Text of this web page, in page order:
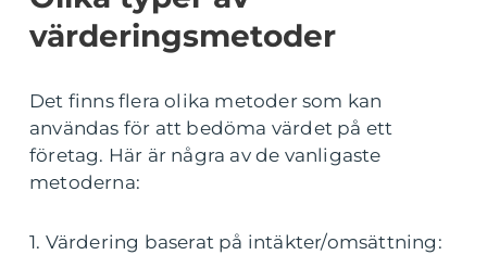
värderingsmetoder
Det finns flera olika metoder som kan
användas för att bedöma värdet på ett
företag. Här är några av de vanligaste
metoderna:
1. Värdering baserat på intäkter/omsättning: